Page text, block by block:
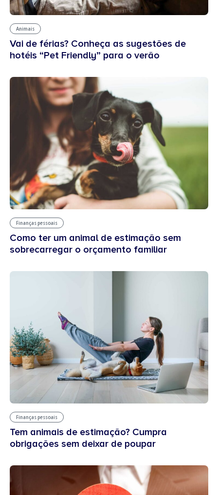
Animais
Vai de férias? Conheça as sugestões de
hotéis “Pet Friendly” para o verão
Finanças pessoais
Como ter um animal de estimação sem
sobrecarregar o orçamento familiar
Finanças pessoais
Tem animais de estimação? Cumpra
obrigações sem deixar de poupar